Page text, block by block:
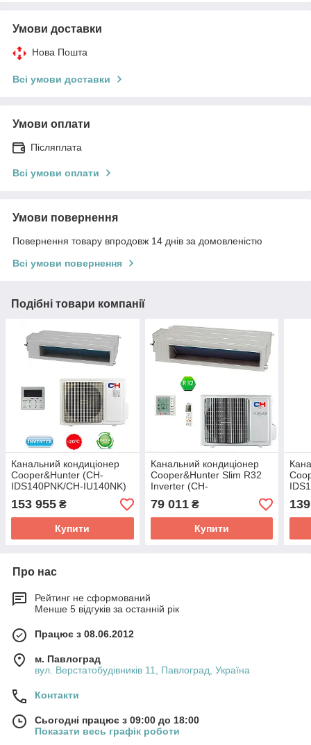
Умови доставки
Нова Пошта
Всі умови доставки
Умови оплати
Післяплата
Всі умови оплати
Умови повернення
Повернення товару впродовж 14 днів за домовленістю
Всі умови повернення
Подібні товари компанії
Канальний кондиціонер
Cooper&Hunter (CH-
IDS140PNK/CH-IU140NK)
153 955 ₴
Купити
Канальний кондиціонер
Cooper&Hunter Slim R32
Inverter (CH-
IDS050PRK/CH-IU050RK)
79 011₴
Купити
Про нас
Рейтинг не сформований
Менше 5 відгуків за останній рік
Працює з 08.06.2012
м. Павлоград
вул. Верстатобудівників 11, Павлоград, Україна
Контакти
Сьогодні працює з 09:00 до 18:00
Показати весь графік роботи